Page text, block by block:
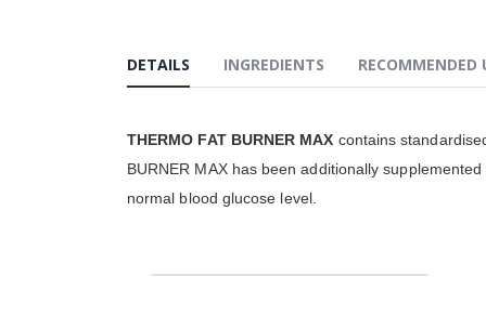
DETAILS
THERMO FAT BURNER MAX contains
BURNER MAX has been additionally
normal blood glucose level.
INGREDIENTS RECOMMENDED